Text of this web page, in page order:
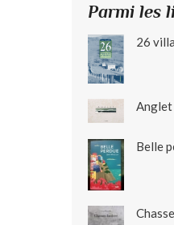
Parmi les
26
Anglet
Belle